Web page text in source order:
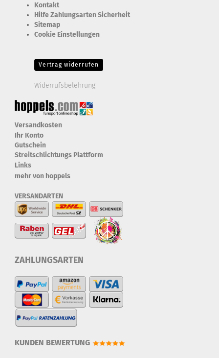
Kontakt
Hilfe Zahlungsarten Sicherheit
Sitemap
Cookie Einstellungen
Vertrag widerrufen
Widerrufsbelehrung
Versandkosten
Ihr Konto
Gutschein
Streitschlichtungs Plattform
Links
mehr von hoppels
VERSANDARTEN
ZAHLUNGSARTEN
KUNDEN BEWERTUNG